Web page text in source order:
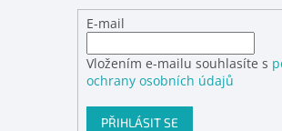
E-mail
Vložením e-mailu souhlasíte s
ochrany osobních údajů
PŘIHLÁSIT SE